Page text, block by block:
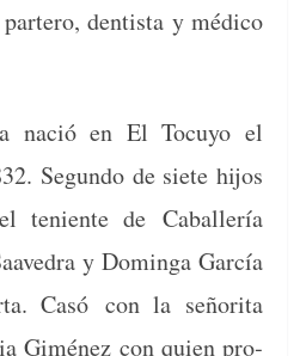
den­tista y médi­co
nació en El Tocuyo el
Segun­do de siete hijos
teniente de Caballería
y Domin­ga Gar­cía
Casó con la señori­ta
Giménez con quien pro­